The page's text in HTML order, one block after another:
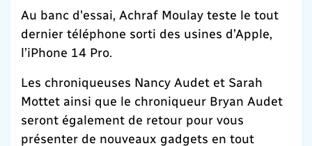
Au banc d'essai, Achraf Moulay teste le tout
dernier téléphone sorti des usines d’Apple,
l’iPhone 14 Pro.
Les chroniqueuses Nancy Audet et Sarah
Mottet ainsi que le chroniqueur Bryan Audet
seront également de retour pour vous
présenter de nouveaux gadgets en tout